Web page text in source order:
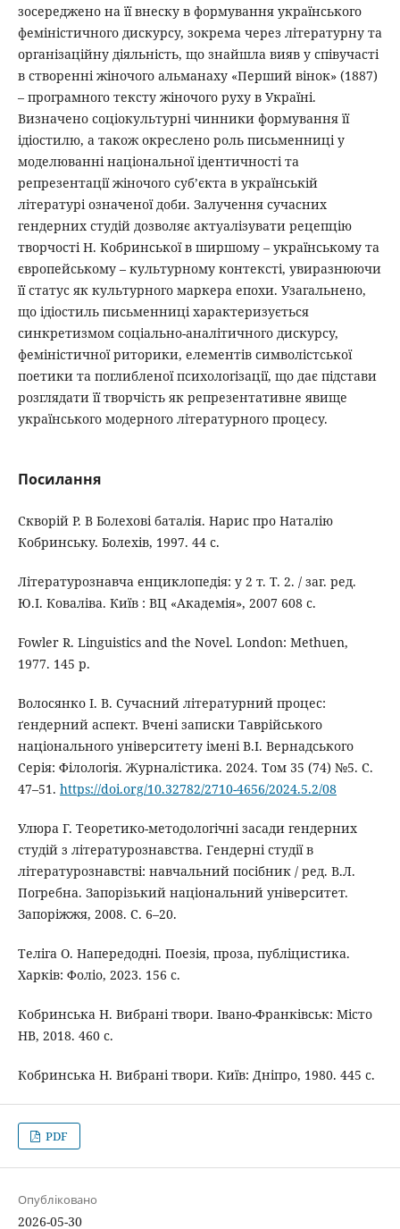
зосереджено на її внеску в формування українського
феміністичного дискурсу, зокрема через літературну та
організаційну діяльність, що знайшла вияв у співучасті
в створенні жіночого альманаху «Перший вінок» (1887)
– програмного тексту жіночого руху в Україні.
Визначено соціокультурні чинники формування її
ідіостилю, а також окреслено роль письменниці у
моделюванні національної ідентичності та
репрезентації жіночого суб’єкта в українській
літературі означеної доби. Залучення сучасних
гендерних студій дозволяє актуалізувати рецепцію
творчості Н. Кобринської в ширшому – українському та
європейському – культурному контексті, увиразнюючи
її статус як культурного маркера епохи. Узагальнено,
що ідіостиль письменниці характеризується
синкретизмом соціально-аналітичного дискурсу,
феміністичної риторики, елементів символістської
поетики та поглибленої психологізації, що дає підстави
розглядати її творчість як репрезентативне явище
українського модерного літературного процесу.
Посилання
Скворій Р. В Болехові баталія. Нарис про Наталію
Кобринську. Болехів, 1997. 44 с.
Літературознавча енциклопедія: у 2 т. Т. 2. / заг. ред.
Ю.І. Коваліва. Київ : ВЦ «Академія», 2007 608 с.
Fowler R. Linguistics and the Novel. London: Methuen,
1977. 145 p.
Волосянко І. В. Сучасний літературний процес:
ґендерний аспект. Вчені записки Таврійського
національного університету імені В.І. Вернадського
Серія: Філологія. Журналістика. 2024. Том 35 (74) №5. С.
47–51. https://doi.org/10.32782/2710-4656/2024.5.2/08
Улюра Г. Теоретико-методологічні засади гендерних
студій з літературознавства. Гендерні студії в
літературознавстві: навчальний посібник / ред. В.Л.
Погребна. Запорізький національний університет.
Запоріжжя, 2008. С. 6–20.
Теліга О. Напередодні. Поезія, проза, публіцистика.
Харків: Фоліо, 2023. 156 с.
Кобринська Н. Вибрані твори. Івано-Франківськ: Місто
НВ, 2018. 460 с.
Кобринська Н. Вибрані твори. Київ: Дніпро, 1980. 445 с.
PDF
Опубліковано
2026-05-30